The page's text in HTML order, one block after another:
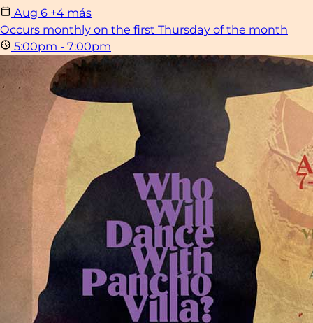
Aug 6 +4 más
Occurs monthly on the first Thursday of the month
5:00pm - 7:00pm